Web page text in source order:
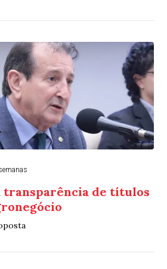
transparência de títulos